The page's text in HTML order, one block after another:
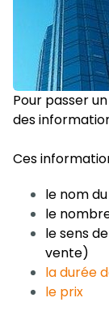
Pour passer
des
Ces
le nom
le
le sens
vente)
la durée
le prix